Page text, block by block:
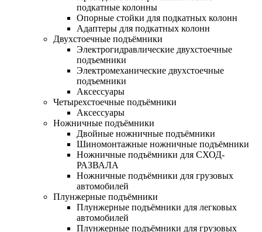
подкатные колонны
Опорные стойки для подкатных колонн
Адаптеры для подкатных колонн
Двухстоечные подъёмники
Электрогидравлические двухстоечные
подъемники
Электромеханические двухстоечные
подъемники
Аксессуары
Четырехстоечные подъёмники
Аксессуары
Ножничные подъёмники
Двойные ножничные подъёмники
Шиномонтажные ножничные подъёмники
Ножничные подъёмники для СХОД-
РАЗВАЛА
Ножничные подъёмники для грузовых
автомобилей
Плунжерные подъёмники
Плунжерные подъёмники для легковых
автомобилей
Плунжерные подъёмники для грузовых